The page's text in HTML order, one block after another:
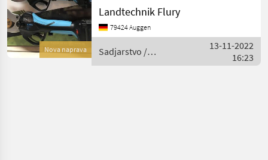
Nova naprava
Stark L gereignet für Obst-,
Wein und Gartenarbeiten
Handliche Akkuschere mit
verschiedene M
Landtechnik Flury
79424 Auggen
Sadjarstvo /
Campagnola
13-11-2022
16:23